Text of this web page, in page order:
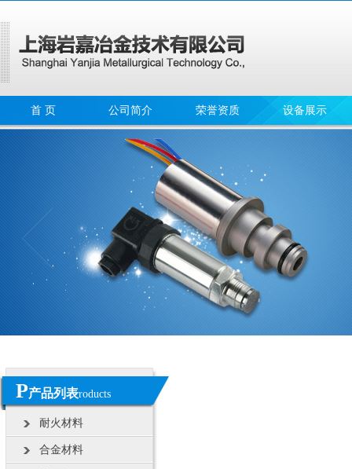
首 页 公司简介 荣誉资质 设备展示
P产品列表roducts
耐火材料
合金材料